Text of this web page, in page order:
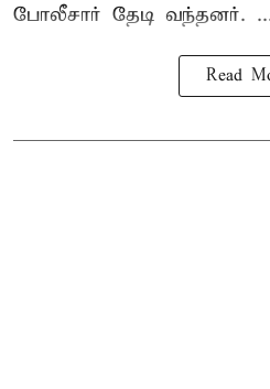
போலீசார் தேடி வந்தனர்.
Read